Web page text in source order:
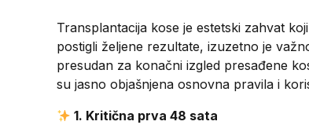
Transplantacija kose je estetski zahvat
postigli željene rezultate, izuzetno je
presudan za konačni izgled presađene
su jasno objašnjena osnovna pravila i
1. Kritična prva 48 sata